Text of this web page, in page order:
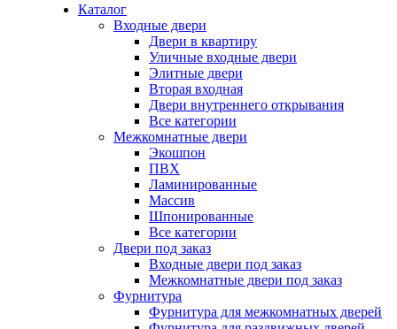
Каталог
Входные двери
Двери в квартиру
Уличные входные двери
Элитные двери
Вторая входная
Двери внутреннего открывания
Все категории
Межкомнатные двери
Экошпон
ПВХ
Ламинированные
Массив
Шпонированные
Все категории
Двери под заказ
Входные двери под заказ
Межкомнатные двери под заказ
Фурнитура
Фурнитура для межкомнатных дверей